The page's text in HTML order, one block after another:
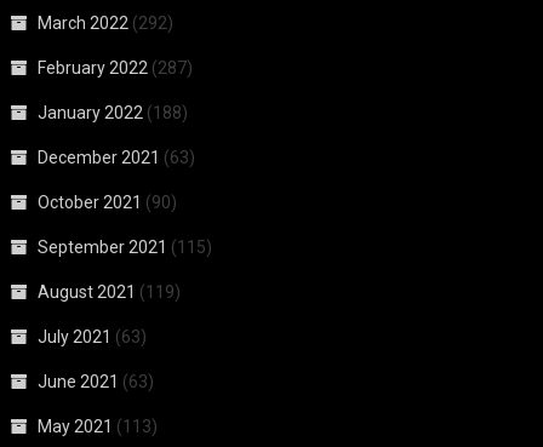
March 2022 (292)
February 2022 (287)
January 2022 (188)
December 2021 (63)
October 2021 (90)
September 2021 (115)
August 2021 (119)
July 2021 (63)
June 2021 (63)
May 2021 (113)